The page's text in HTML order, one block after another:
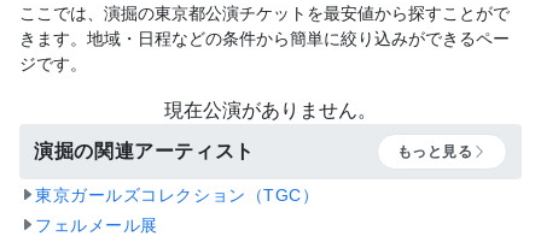
ここでは、演掘の東京都公演チケットを最安値から探すことがで
きます。地域・日程などの条件から簡単に絞り込みができるペー
ジです。
現在公演がありません。
演掘の関連アーティスト もっと見る
東京ガールズコレクション（TGC）
フェルメール展